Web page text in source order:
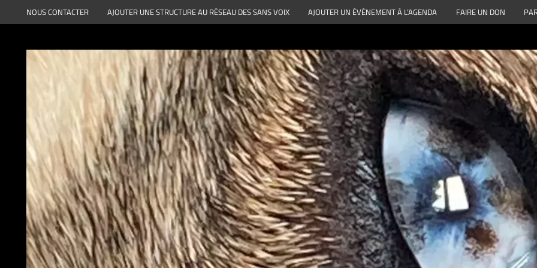
au
NOUS CONTACTER AJOUTER UNE STRUCTURE AU RÉSEAU DES SANS VOIX AJOUTER UN ÉVÉNEMENT À L’AGENDA FAIRE UN DON